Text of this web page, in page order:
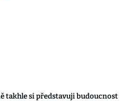
takhle si představuji budoucnost